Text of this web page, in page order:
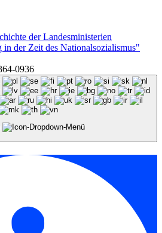
der Landesministerien
der Zeit des Nationalsozialismus"
0936